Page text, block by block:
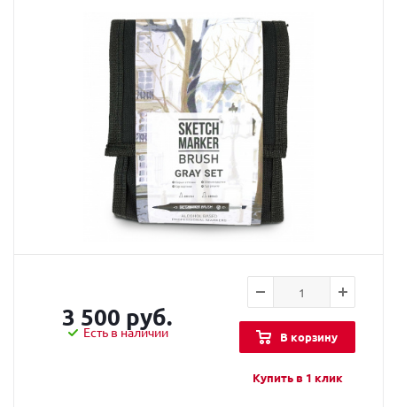
3 500 руб.
Есть в наличии В корзину
Купить в 1 клик